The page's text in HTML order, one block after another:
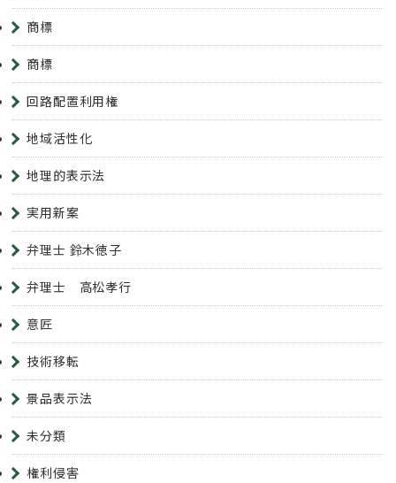
商標
商標
回路配置利用権
地域活性化
地理的表示法
実用新案
弁理士 鈴木徳子
弁理士 高松孝行
意匠
技術移転
景品表示法
未分類
権利侵害